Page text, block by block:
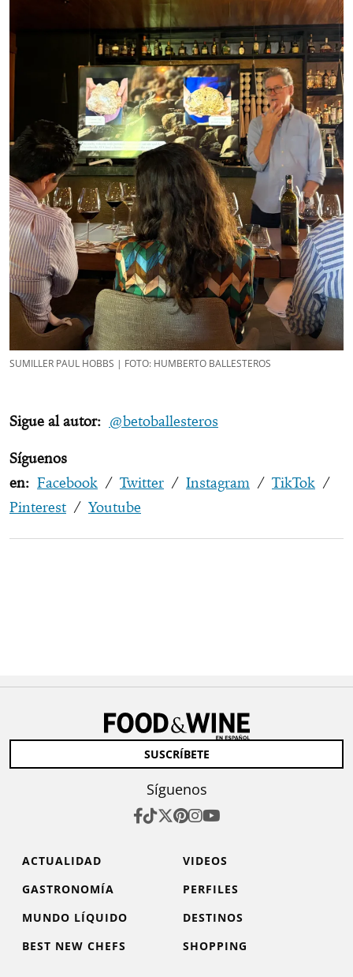
SUMILLER PAUL HOBBS | FOTO: HUMBERTO BALLESTEROS
Sigue al autor: @betoballesteros
Síguenos
en: Facebook / Twitter / Instagram / TikTok /
Pinterest / Youtube
SUSCRÍBETE
Síguenos
ACTUALIDAD
VIDEOS
GASTRONOMÍA
PERFILES
MUNDO LÍQUIDO
DESTINOS
BEST NEW CHEFS
SHOPPING